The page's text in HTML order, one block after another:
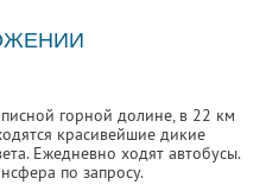
горной долине, в 22 км
красивейшие дикие
Ежедневно ходят автобусы.
по запросу.